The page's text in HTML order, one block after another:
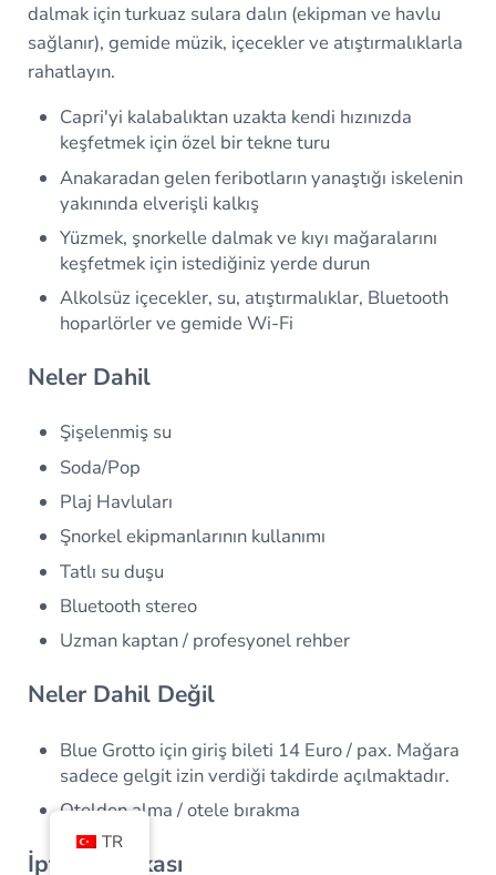
dalmak için turkuaz sulara dalın (ekipman ve havlu
sağlanır), gemide müzik, içecekler ve atıştırmalıklarla
rahatlayın.
Capri'yi kalabalıktan uzakta kendi hızınızda
keşfetmek için özel bir tekne turu
Anakaradan gelen feribotların yanaştığı iskelenin
yakınında elverişli kalkış
Yüzmek, şnorkelle dalmak ve kıyı mağaralarını
keşfetmek için istediğiniz yerde durun
Alkolsüz içecekler, su, atıştırmalıklar, Bluetooth
hoparlörler ve gemide Wi-Fi
Neler Dahil
Şişelenmiş su
Soda/Pop
Plaj Havluları
Şnorkel ekipmanlarının kullanımı
Tatlı su duşu
Bluetooth stereo
Uzman kaptan / profesyonel rehber
Neler Dahil Değil
Blue Grotto için giriş bileti 14 Euro / pax. Mağara
sadece gelgit izin verdiği takdirde açılmaktadır.
Otelden alma / otele bırakma
İptal Politikası
TR